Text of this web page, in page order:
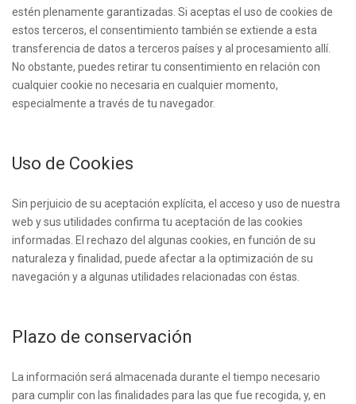
estén plenamente garantizadas. Si aceptas el uso de cookies de
estos terceros, el consentimiento también se extiende a esta
transferencia de datos a terceros países y al procesamiento allí.
No obstante, puedes retirar tu consentimiento en relación con
cualquier cookie no necesaria en cualquier momento,
especialmente a través de tu navegador.
Uso de Cookies
Sin perjuicio de su aceptación explícita, el acceso y uso de nuestra
web y sus utilidades confirma tu aceptación de las cookies
informadas. El rechazo del algunas cookies, en función de su
naturaleza y finalidad, puede afectar a la optimización de su
navegación y a algunas utilidades relacionadas con éstas.
Plazo de conservación
La información será almacenada durante el tiempo necesario
para cumplir con las finalidades para las que fue recogida, y, en